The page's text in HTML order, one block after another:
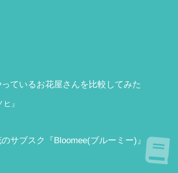
ているお花屋さんを比較してみた
』
サブスク『Bloomee(ブルーミー)』